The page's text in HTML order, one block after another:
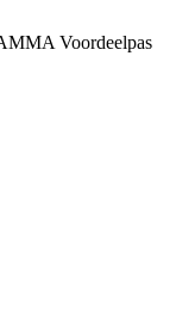
Voordeelpas